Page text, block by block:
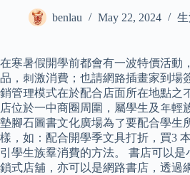
benlau May 22, 2024
在寒暑假開學前都會有一波特價活動
品，刺激消費；也請網路插畫家到場
銷管理模式在於配合店面所在地點之
店位於一中商圈周圍，屬學生及年輕
墊腳石圖書文化廣場為了要配合學生
樣，如：配合開學季文具打折，買3
引學生族羣消費的方法。 書店可以
鎖式店舖，亦可以是網路書店，透過